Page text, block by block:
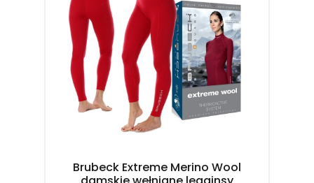
Brubeck Extreme Merino Wool